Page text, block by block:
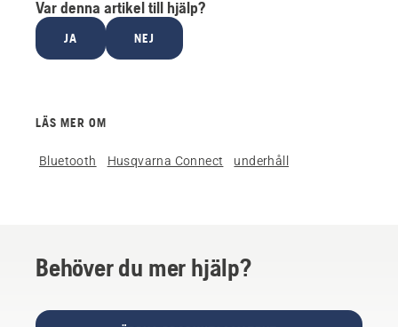
Var denna artikel till hjälp?
JA NEJ
LÄS MER OM
Bluetooth Husqvarna Connect underhåll
Behöver du mer hjälp?